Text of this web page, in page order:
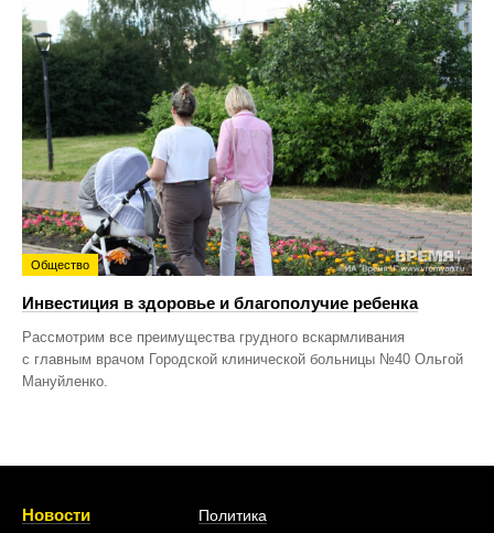
Общество
Инвестиция в здоровье и благополучие ребенка
Рассмотрим все преимущества грудного вскармливания
с главным врачом Городской клинической больницы №40 Ольгой
Мануйленко.
Новости
Политика